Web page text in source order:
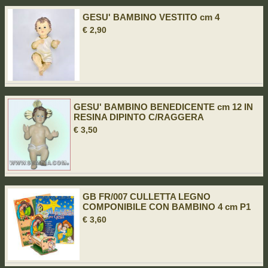
GESU' BAMBINO VESTITO cm 4
€ 2,90
GESU' BAMBINO BENEDICENTE cm 12 IN
RESINA DIPINTO C/RAGGERA
€ 3,50
GB FR/007 CULLETTA LEGNO
COMPONIBILE CON BAMBINO 4 cm P1
€ 3,60